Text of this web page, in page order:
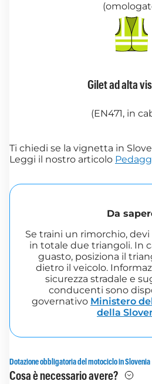
Gilet ad alta
(EN471, in
Ti chiedi se la vignetta in
Leggi il nostro articolo
Da
Se traini un rimorchio,
in totale due triangoli. In
guasto, posiziona il
dietro il veicolo.
sicurezza stradale e
conducenti sono
governativo Ministero
della
Dotazione obbligatoria del motociclo in Slovenia
Cosa è necessario avere?